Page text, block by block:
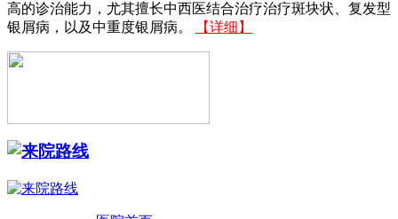
高的诊治能力，尤其擅长中西医结合治疗治疗斑块状、复发型
银屑病，以及中重度银屑病。
【详细】